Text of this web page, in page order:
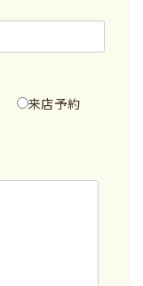
来店予約